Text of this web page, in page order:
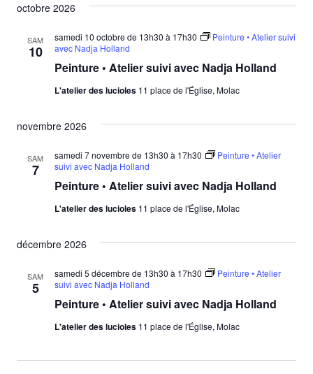
vues
une
octobre 2026
SAM
10
Peinture • Atelier suivi avec Nadja Holland
samedi 10 octobre de 13h30 à 17h30
Peinture • Atelier suivi
avec Nadja Holland
L'atelier des lucioles 11 place de l'Église, Molac
novembre 2026
SAM
7
Peinture • Atelier suivi avec Nadja Holland
samedi 7 novembre de 13h30 à 17h30
Peinture • Atelier
suivi avec Nadja Holland
L'atelier des lucioles 11 place de l'Église, Molac
décembre 2026
SAM
5
Peinture • Atelier suivi avec Nadja Holland
samedi 5 décembre de 13h30 à 17h30
Peinture • Atelier
suivi avec Nadja Holland
L'atelier des lucioles 11 place de l'Église, Molac